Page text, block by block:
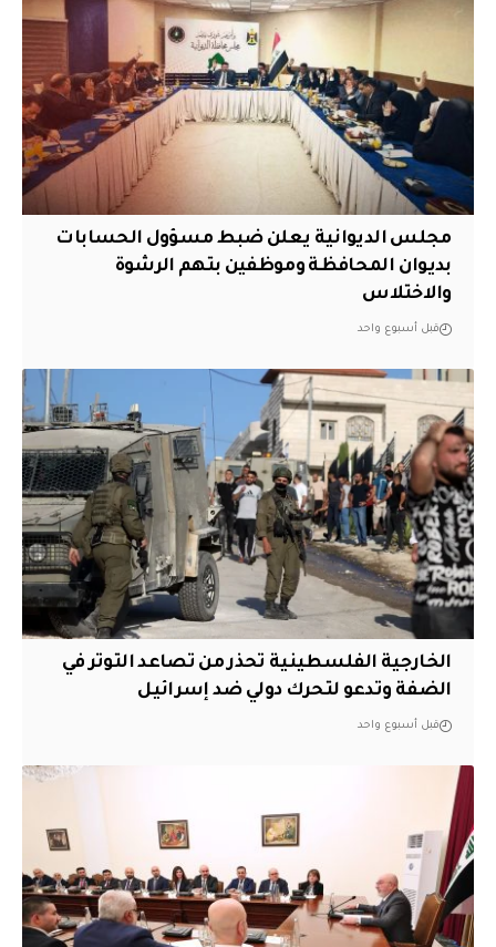
مجلس الديوانية يعلن ضبط مسؤول الحسابات
بديوان المحافظة وموظفين بتهم الرشوة
والاختلاس
قبل أسبوع واحد
الخارجية الفلسطينية تحذر من تصاعد التوتر في
الضفة وتدعو لتحرك دولي ضد إسرائيل
قبل أسبوع واحد